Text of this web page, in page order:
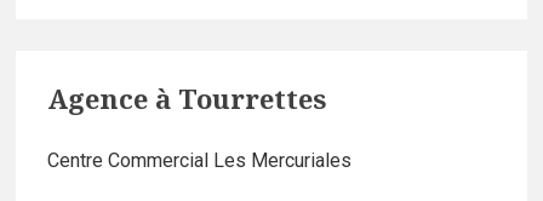
Agence à Tourrettes
Centre Commercial Les Mercuriales